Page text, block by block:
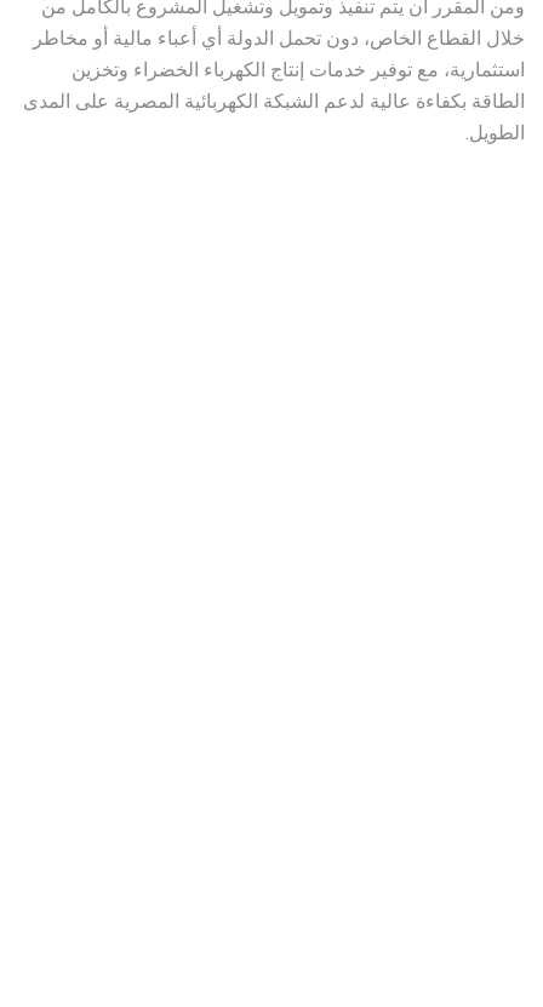
ومن المقرر أن يتم تنفيذ وتمويل وتشغيل المشروع بالكامل من
خلال القطاع الخاص، دون تحمل الدولة أي أعباء مالية أو مخاطر
استثمارية، مع توفير خدمات إنتاج الكهرباء الخضراء وتخزين
الطاقة بكفاءة عالية لدعم الشبكة الكهربائية المصرية على المدى
الطويل.